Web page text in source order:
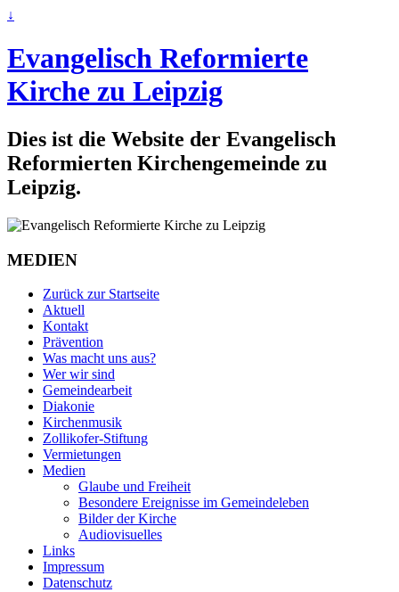
↓
Evangelisch Reformierte
Kirche zu Leipzig
Dies ist die Website der Evangelisch
Reformierten Kirchengemeinde zu
Leipzig.
MEDIEN
Zurück zur Startseite
Aktuell
Kontakt
Prävention
Was macht uns aus?
Wer wir sind
Gemeindearbeit
Diakonie
Kirchenmusik
Zollikofer-Stiftung
Vermietungen
Medien
Glaube und Freiheit
Besondere Ereignisse im Gemeindeleben
Bilder der Kirche
Audiovisuelles
Links
Impressum
Datenschutz